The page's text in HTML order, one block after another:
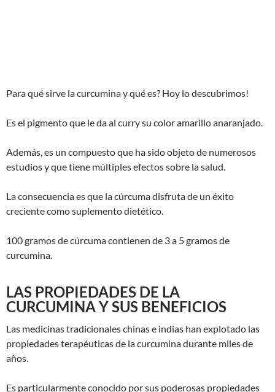
Para qué sirve la curcumina y qué es? Hoy lo descubrimos!
Es el pigmento que le da al curry su color amarillo anaranjado.
Además, es un compuesto que ha sido objeto de numerosos
estudios y que tiene múltiples efectos sobre la salud.
La consecuencia es que la cúrcuma disfruta de un éxito
creciente como suplemento dietético.
100 gramos de cúrcuma contienen de 3 a 5 gramos de
curcumina.
LAS PROPIEDADES DE LA
CURCUMINA Y SUS BENEFICIOS
Las medicinas tradicionales chinas e indias han explotado las
propiedades terapéuticas de la curcumina durante miles de
años.
Es particularmente conocido por sus poderosas propiedades